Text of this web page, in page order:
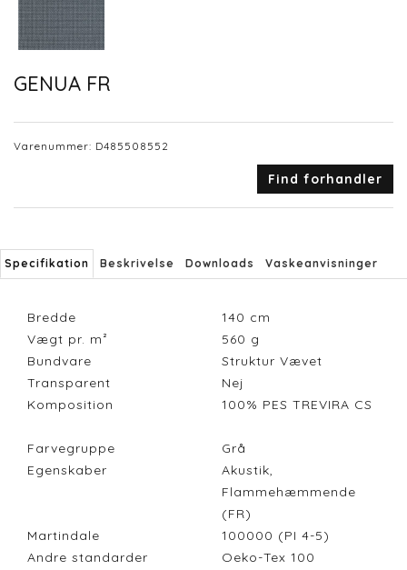
GENUA FR
Varenummer: D485508552
Find forhandler
Specifikation Beskrivelse Downloads Vaskeanvisninger
Bredde 140 cm
Vægt pr. m²
560 g
Bundvare
Struktur Vævet
Transparent
Nej
Komposition
100% PES TREVIRA CS
Farvegruppe
Grå
Egenskaber
Akustik,
Flammehæmmende
(FR)
Martindale
100000 (PI 4-5)
Andre standarder
Oeko-Tex 100